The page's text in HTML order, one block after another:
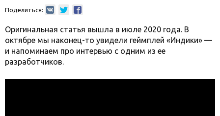
Поделиться:
Оригинальная статья вышла в июле 2020 года. В
октябре мы наконец-то увидели геймплей «Индики» —
и напоминаем про интервью с одним из ее
разработчиков.